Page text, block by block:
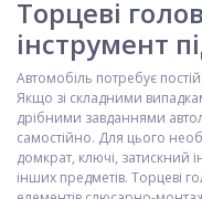
Торцеві
інструмент
Автомобіль потребує
Якщо зі складними
дрібними завданнями
самостійно. Для цього
домкрат, ключі, затискний
інших предметів. Торцеві